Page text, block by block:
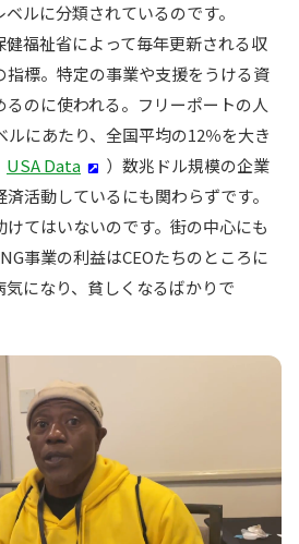
ルに分類されているのです。
健福祉省によって毎年更新される収
指標。特定の事業や支援をうける資
のに使われる。フリーポートの人
ルにあたり、全国平均の12％を大き
USA Data
）数兆ドル規模の企業
活動しているにも関わらずです。
てはいないのです。街の中心にも
事業の利益はCEOたちのところに
になり、貧しくなるばかりで